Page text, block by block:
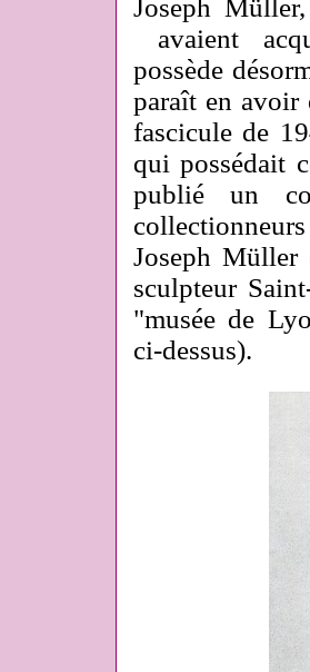
Joseph
avaient
possède
paraît en avoir
fascicule de
qui possédait
publié un
Joseph
sculpteur
"musée de
ci-dessus).